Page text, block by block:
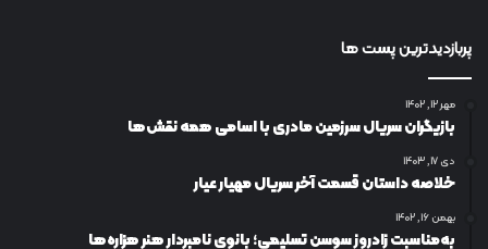
پربازدیدترین پست ها
مهر ۱۲, ۱۴۰۲
بازیگران سریال سرزمین مادری با اسامی همه نقش‌ها
دی ۱۷, ۱۴۰۳
خلاصه داستان قسمت آخر سریال مهیار عیار
بهمن ۱۶, ۱۴۰۲
به‌مناسبت زادروز سوسن تسلیمی؛ بانوی نامبردار هنر هزاره‌ها